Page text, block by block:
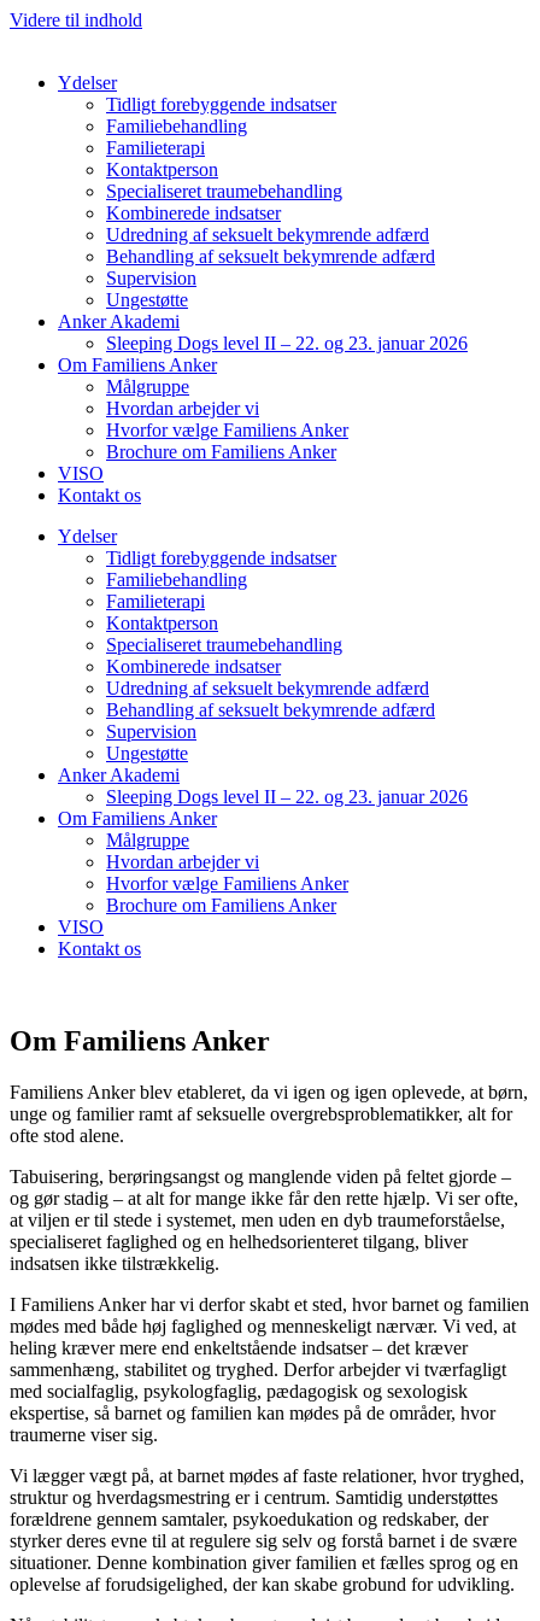
Videre til indhold
Ydelser
Tidligt forebyggende indsatser
Familiebehandling
Familieterapi
Kontaktperson
Specialiseret traumebehandling
Kombinerede indsatser
Udredning af seksuelt bekymrende adfærd
Behandling af seksuelt bekymrende adfærd
Supervision
Ungestøtte
Anker Akademi
Sleeping Dogs level II – 22. og 23. januar 2026
Om Familiens Anker
Målgruppe
Hvordan arbejder vi
Hvorfor vælge Familiens Anker
Brochure om Familiens Anker
VISO
Kontakt os
Ydelser
Tidligt forebyggende indsatser
Familiebehandling
Familieterapi
Kontaktperson
Specialiseret traumebehandling
Kombinerede indsatser
Udredning af seksuelt bekymrende adfærd
Behandling af seksuelt bekymrende adfærd
Supervision
Ungestøtte
Anker Akademi
Sleeping Dogs level II – 22. og 23. januar 2026
Om Familiens Anker
Målgruppe
Hvordan arbejder vi
Hvorfor vælge Familiens Anker
Brochure om Familiens Anker
VISO
Kontakt os
Om Familiens Anker
Familiens Anker blev etableret, da vi igen og igen oplevede, at børn,
unge og familier ramt af seksuelle overgrebsproblematikker, alt for
ofte stod alene.
Tabuisering, berøringsangst og manglende viden på feltet gjorde –
og gør stadig – at alt for mange ikke får den rette hjælp. Vi ser ofte,
at viljen er til stede i systemet, men uden en dyb traumeforståelse,
specialiseret faglighed og en helhedsorienteret tilgang, bliver
indsatsen ikke tilstrækkelig.
I Familiens Anker har vi derfor skabt et sted, hvor barnet og familien
mødes med både høj faglighed og menneskeligt nærvær. Vi ved, at
heling kræver mere end enkeltstående indsatser – det kræver
sammenhæng, stabilitet og tryghed. Derfor arbejder vi tværfagligt
med socialfaglig, psykologfaglig, pædagogisk og sexologisk
ekspertise, så barnet og familien kan mødes på de områder, hvor
traumerne viser sig.
Vi lægger vægt på, at barnet mødes af faste relationer, hvor tryghed,
struktur og hverdagsmestring er i centrum. Samtidig understøttes
forældrene gennem samtaler, psykoedukation og redskaber, der
styrker deres evne til at regulere sig selv og forstå barnet i de svære
situationer. Denne kombination giver familien et fælles sprog og en
oplevelse af forudsigelighed, der kan skabe grobund for udvikling.